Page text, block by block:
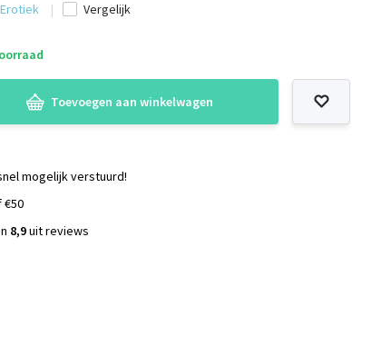
Vergelijk
Toevoegen aan winkelwagen
mogelijk verstuurd!
€50
8,9uit reviews